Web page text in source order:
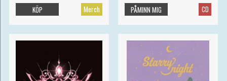
Merch
KÖP CD
PÅMINN MIG